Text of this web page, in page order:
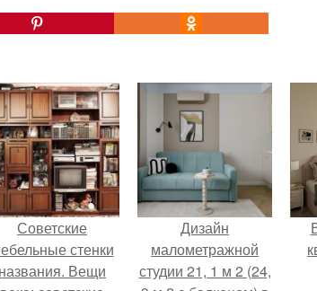
Советские
стенки
названия. Вещи
Дизайн
малометражной
студии 21, 1 м 2 (24,